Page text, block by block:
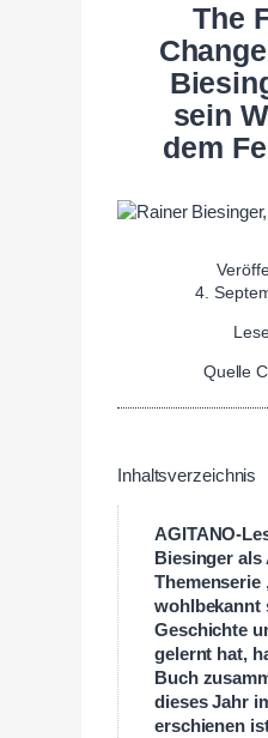
The
sein
dem
4.
Quelle
Inhaltsverzeichnis
AGITANO-
Biesinger
Themenserie
wohlbekannt
Geschichte
gelernt hat,
Buch
dieses Jahr
erschienen